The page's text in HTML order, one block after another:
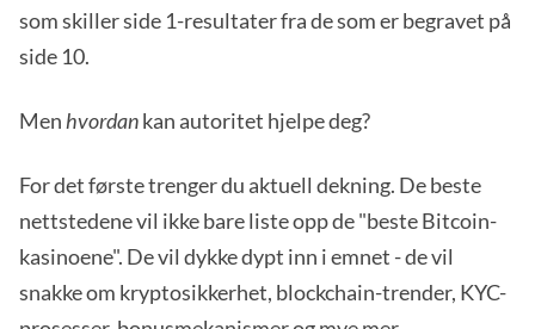
som skiller side 1-resultater fra de som er begravet på
side 10.
Men hvordankan autoritet hjelpe deg?
For det første trenger du aktuell dekning. De beste
nettstedene vil ikke bare liste opp de "beste Bitcoin-
kasinoene". De vil dykke dypt inn i emnet - de vil
snakke om kryptosikkerhet, blockchain-trender, KYC-